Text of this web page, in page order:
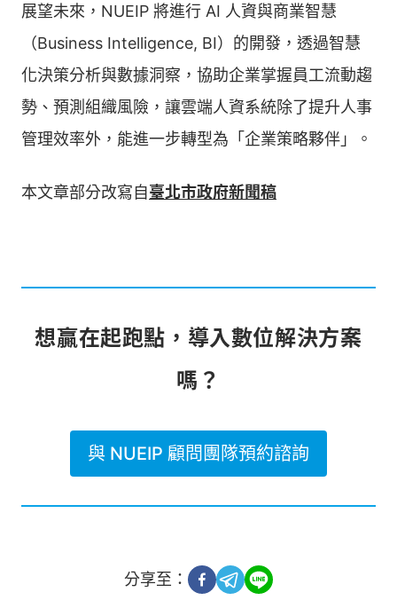
展望未來，NUEIP 將進行 AI 人資與商業智慧
（Business Intelligence, BI）的開發，透過智慧
化決策分析與數據洞察，協助企業掌握員工流動趨
勢、預測組織風險，讓雲端人資系統除了提升人事
管理效率外，能進一步轉型為「企業策略夥伴」。
本文章部分改寫自臺北市政府新聞稿
想贏在起跑點，導入數位解決方案
嗎？
與 NUEIP 顧問團隊預約諮詢
分享至：